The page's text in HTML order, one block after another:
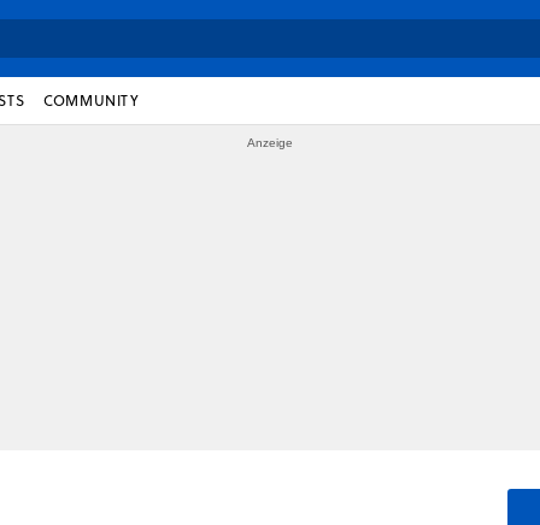
COMMUNITY